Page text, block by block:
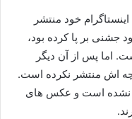
خود منتشر
جشنی بر پا کرده بود،
اما پس از آن دیگر
اش منتشر نکرده است.
نشده است و عکس های